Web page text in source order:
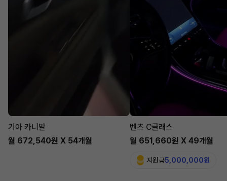
기아 카니발
월 672,540원 X 54개월
벤츠 C클래스
월 651,660원 X 49개월
지원금5,000,000원